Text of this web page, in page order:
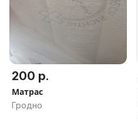
200 р.
Матрас
Гродно